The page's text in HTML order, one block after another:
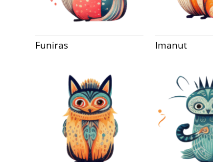
Funiras Imanut